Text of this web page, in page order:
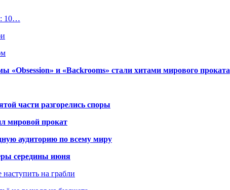
10…
и «Backrooms» стали хитами мирового проката
части разгорелись споры
мировой прокат
аудиторию по всему миру
середины июня
наступить на грабли